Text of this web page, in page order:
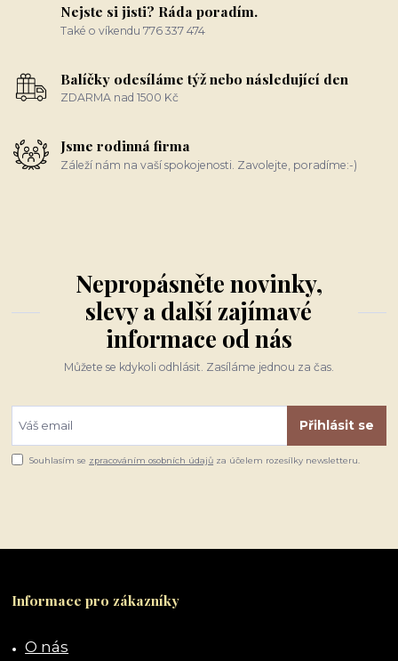
Nejste si jisti? Ráda poradím.
Také o víkendu 776 337 474
Balíčky odesíláme týž nebo následující den
ZDARMA nad 1500 Kč
Jsme rodinná firma
Záleží nám na vaší spokojenosti. Zavolejte, poradíme:-)
Nepropásněte novinky,
slevy a další zajímavé
informace od nás
Můžete se kdykoli odhlásit. Zasíláme jednou za čas.
Přihlásit se
Souhlasím se zpracováním osobních údajů za účelem rozesílky newsletteru.
Informace pro zákazníky
O nás